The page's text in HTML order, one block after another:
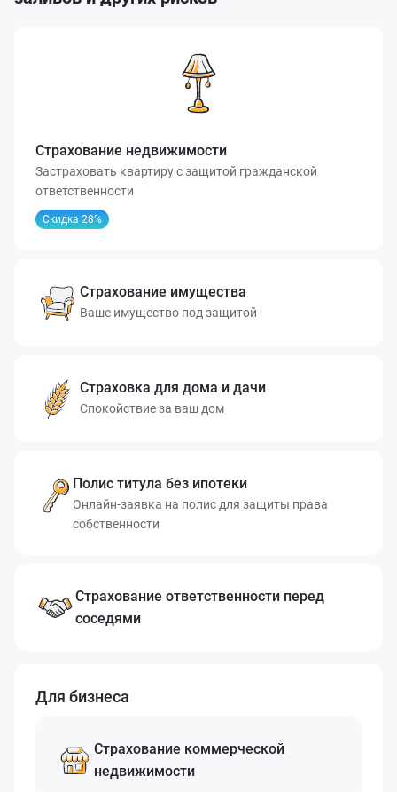
Страхование недвижимости
Застраховать квартиру с защитой гражданской
ответственности
Скидка 28%
Страхование имущества
Ваше имущество под защитой
Страховка для дома и дачи
Спокойствие за ваш дом
Полис титула без ипотеки
Онлайн-заявка на полис для защиты права
собственности
Страхование ответственности перед
соседями
Для бизнеса
Страхование коммерческой
недвижимости